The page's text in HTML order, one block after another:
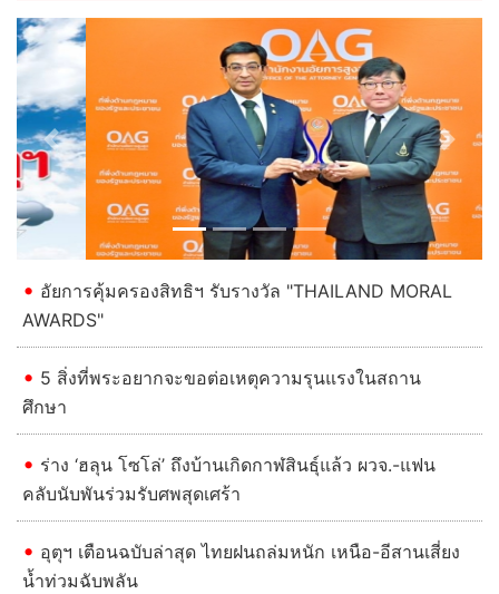
Previous Next
อัยการคุ้มครองสิทธิฯ รับรางวัล "THAILAND MORAL
AWARDS"
5 สิ่งที่พระอยากจะขอต่อเหตุความรุนแรงในสถาน
ศึกษา
ร่าง ‘ฮลุน โซโล่’ ถึงบ้านเกิดกาฬสินธุ์แล้ว ผวจ.-แฟน
คลับนับพันร่วมรับศพสุดเศร้า
อุตุฯ เตือนฉบับล่าสุด ไทยฝนถล่มหนัก เหนือ-อีสานเสี่ยง
น้ำท่วมฉับพลัน